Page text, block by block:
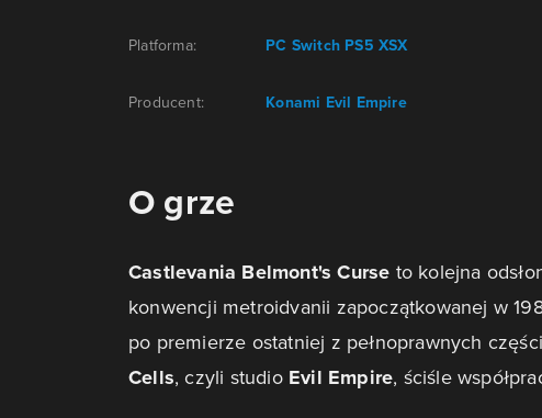
Platforma: PC Switch PS5 XSX
Producent: Konami Evil Empire
O grze
Castlevania Belmont's Curse to kolejna
konwencji metroidvanii zapoczątkowanej w
po premierze ostatniej z pełnoprawnych
Cells, czyli studio Evil Empire, ściśle